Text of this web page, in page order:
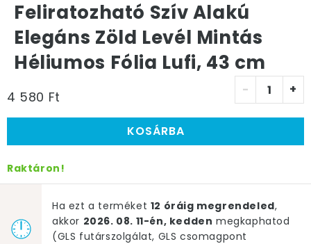
Feliratozható Szív Alakú
Elegáns Zöld Levél Mintás
Héliumos Fólia Lufi, 43 cm
4 580 Ft - +
KOSÁRBA
Raktáron!
Ha ezt a terméket 12 óráig megrendeled,
akkor 2026. 08. 11-én, kedden megkaphatod
(GLS futárszolgálat, GLS csomagpont